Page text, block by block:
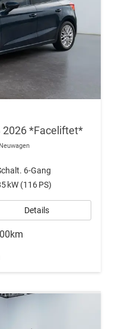
2026 *Faceliftet*
Neuwagen
6-Gang
kW (116 PS)
Details